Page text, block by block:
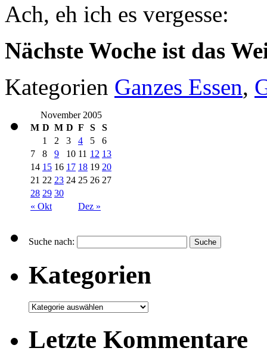
Ach, eh ich es vergesse:
Nächste Woche ist das
Kategorien Ganzes Essen,
November 2005
M D M D F S S
« Okt Dez »
1 2 3 4 5
6
7
8 9 10 11 12 13
14 15 16 17 18 19 20
21 22 23 24 25 26 27
28 29 30
Suche nach:
Kategorien
Letzte Kommentare